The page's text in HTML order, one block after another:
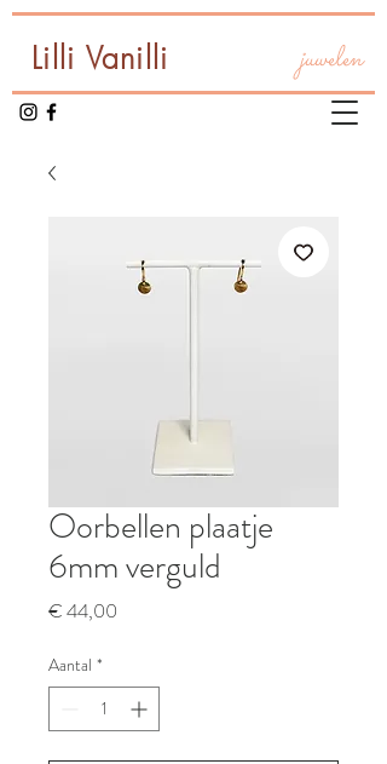
Lilli Vanilli juwelen
Oorbellen plaatje
6mm verguld
€ 44,00
Aantal *